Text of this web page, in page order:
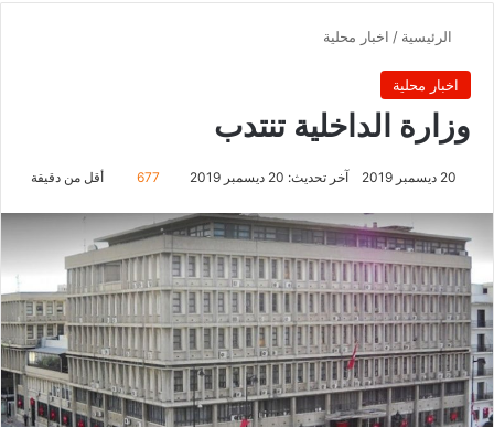
الرئيسية / اخبار محلية
اخبار محلية
وزارة الداخلية تنتدب
20 ديسمبر 2019 آخر تحديث: 20 ديسمبر 2019 677 أقل من دقيقة